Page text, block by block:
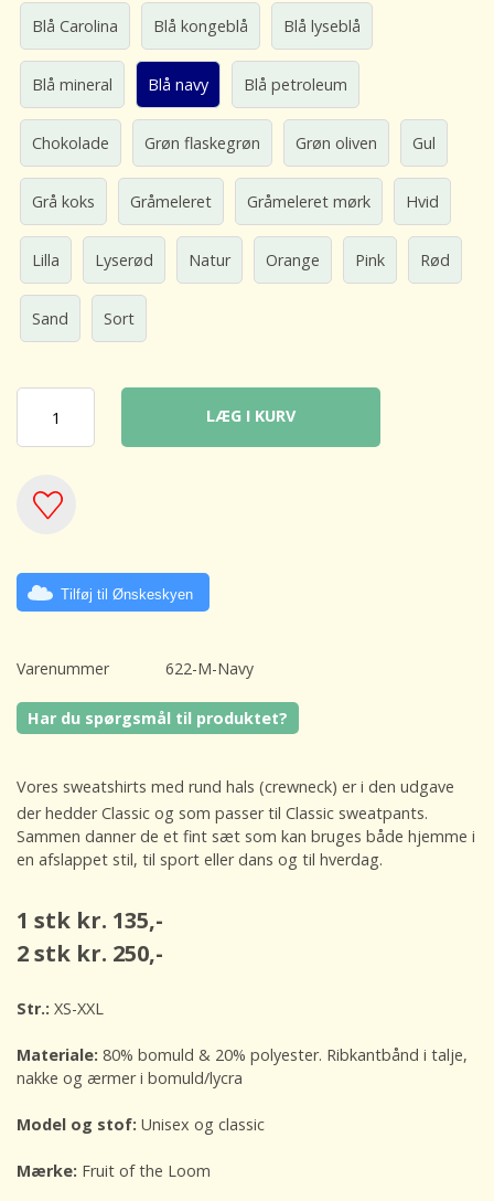
Blå Carolina Blå kongeblå Blå lyseblå
Blå mineral Blå navy Blå petroleum
Chokolade Grøn flaskegrøn Grøn oliven Gul
Grå koks Gråmeleret Gråmeleret mørk Hvid
Lilla Lyserød Natur Orange Pink Rød
Sand Sort
LÆG I KURV
Tilføj til Ønskeskyen
Varenummer 622-M-Navy
Har du spørgsmål til produktet?
Vores sweatshirts med rund hals (crewneck) er i den udgave
der hedder Classic og som passer til Classic sweatpants.
Sammen danner de et fint sæt som kan bruges både hjemme i
en afslappet stil, til sport eller dans og til hverdag.
1 stk kr. 135,-
2 stk kr. 250,-
Str.: XS-XXL
Materiale: 80% bomuld & 20% polyester. Ribkantbånd i talje,
nakke og ærmer i bomuld/lycra
Model og stof: Unisex og classic
Mærke: Fruit of the Loom